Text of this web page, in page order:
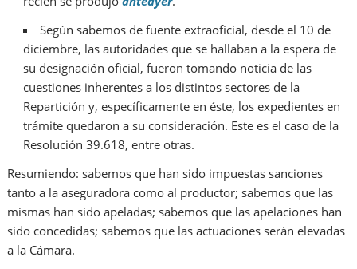
Según sabemos de fuente extraoficial, desde el 10 de
diciembre, las autoridades que se hallaban a la espera de
su designación oficial, fueron tomando noticia de las
cuestiones inherentes a los distintos sectores de la
Repartición y, específicamente en éste, los expedientes en
trámite quedaron a su consideración. Este es el caso de la
Resolución 39.618, entre otras.
Resumiendo: sabemos que han sido impuestas sanciones
tanto a la aseguradora como al productor; sabemos que las
mismas han sido apeladas; sabemos que las apelaciones han
sido concedidas; sabemos que las actuaciones serán elevadas
a la Cámara.